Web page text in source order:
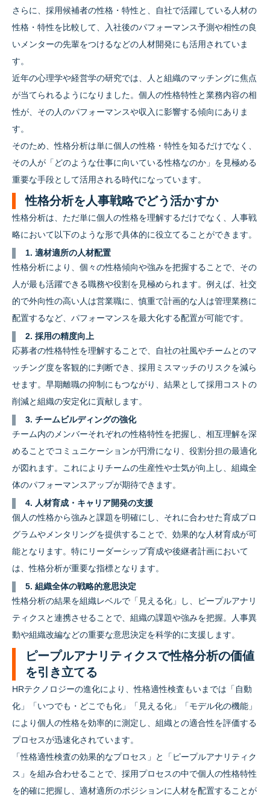
さらに、採用候補者の性格・特性と、自社で活躍している人材の
性格・特性を比較して、入社後のパフォーマンス予測や相性の良
いメンターの先輩をつけるなどの人材開発にも活用されていま
す。
近年の心理学や経営学の研究では、人と組織のマッチングに焦点
が当てられるようになりました。個人の性格特性と業務内容の相
性が、その人のパフォーマンスや収入に影響する傾向にありま
す。
そのため、性格分析は単に個人の性格・特性を知るだけでなく、
その人が「どのような仕事に向いている性格なのか」を見極める
重要な手段として活用される時代になっています。
性格分析を人事戦略でどう活かすか
性格分析は、ただ単に個人の性格を理解するだけでなく、人事戦
略において以下のような形で具体的に役立てることができます。
1. 適材適所の人材配置
性格分析により、個々の性格傾向や強みを把握することで、その
人が最も活躍できる職務や役割を見極められます。例えば、社交
的で外向性の高い人は営業職に、慎重で計画的な人は管理業務に
配置するなど、パフォーマンスを最大化する配置が可能です。
2. 採用の精度向上
応募者の性格特性を理解することで、自社の社風やチームとのマ
ッチング度を客観的に判断でき、採用ミスマッチのリスクを減ら
せます。早期離職の抑制にもつながり、結果として採用コストの
削減と組織の安定化に貢献します。
3. チームビルディングの強化
チーム内のメンバーそれぞれの性格特性を把握し、相互理解を深
めることでコミュニケーションが円滑になり、役割分担の最適化
が図れます。これによりチームの生産性や士気が向上し、組織全
体のパフォーマンスアップが期待できます。
4. 人材育成・キャリア開発の支援
個人の性格から強みと課題を明確にし、それに合わせた育成プロ
グラムやメンタリングを提供することで、効果的な人材育成が可
能となります。特にリーダーシップ育成や後継者計画において
は、性格分析が重要な指標となります。
5. 組織全体の戦略的意思決定
性格分析の結果を組織レベルで「見える化」し、ピープルアナリ
ティクスと連携させることで、組織の課題や強みを把握。人事異
動や組織改編などの重要な意思決定を科学的に支援します。
ピープルアナリティクスで性格分析の価値
を引き立てる
HRテクノロジーの進化により、性格適性検査もいまでは「自動
化」「いつでも・どこでも化」「見える化」「モデル化の機能」
により個人の性格を効率的に測定し、組織との適合性を評価する
プロセスが迅速化されています。
「性格適性検査の効果的なプロセス」と「ピープルアナリティク
ス」を組み合わせることで、採用プロセスの中で個人の性格特性
を的確に把握し、適材適所のポジションに人材を配置することが